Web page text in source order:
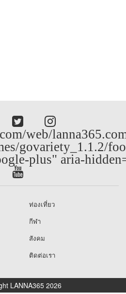
web/
govariety_1.1.2/
plus" aria-
ท่องเที่ยว
กีฬา
สังคม
ติดต่อเรา
LANNA365 2026